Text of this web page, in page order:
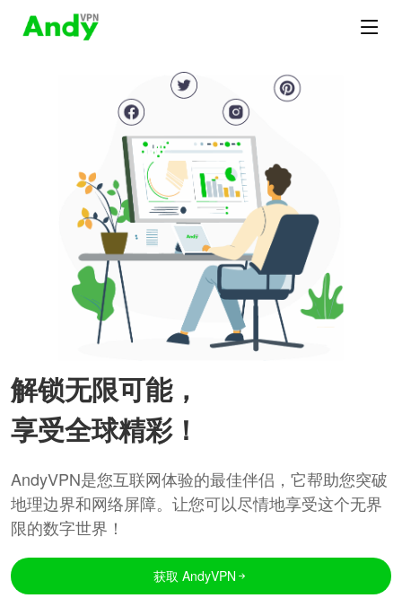
解锁无限可能，
享受全球精彩！
AndyVPN是您互联网体验的最佳伴侣，它帮助您突破
地理边界和网络屏障。让您可以尽情地享受这个无界
限的数字世界！
获取 AndyVPN